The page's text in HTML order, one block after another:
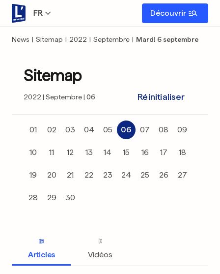
FR Découvrir
News | Sitemap | 2022 | Septembre | Mardi 6 septembre
Sitemap
2022 Septembre 06 Réinitialiser
01 02 03 04 05 06 07 08 09
10 11 12 13 14 15 16 17 18
19 20 21 22 23 24 25 26 27
28 29 30
Articles Vidéos